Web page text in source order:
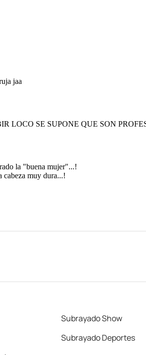
Subrayado Show
Subrayado Deportes